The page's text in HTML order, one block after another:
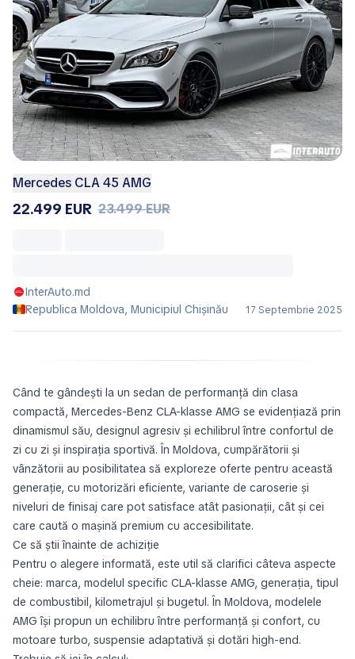
Mercedes CLA 45 AMG
22.499 EUR 23.499 EUR
InterAuto.md
Republica Moldova, Municipiul Chișinău
17 Septembrie 2025
Când te gândești la un sedan de performanță din clasa
compactă, Mercedes-Benz CLA-klasse AMG se evidențiază prin
dinamismul său, designul agresiv și echilibrul între confortul de
zi cu zi și inspirația sportivă. În Moldova, cumpărătorii și
vânzătorii au posibilitatea să exploreze oferte pentru această
generație, cu motorizări eficiente, variante de caroserie și
niveluri de finisaj care pot satisface atât pasionații, cât și cei
care caută o mașină premium cu accesibilitate.
Ce să știi înainte de achiziție
Pentru o alegere informată, este util să clarifici câteva aspecte
cheie: marca, modelul specific CLA-klasse AMG, generația, tipul
de combustibil, kilometrajul și bugetul. În Moldova, modelele
AMG își propun un echilibru între performanță și confort, cu
motoare turbo, suspensie adaptativă și dotări high-end.